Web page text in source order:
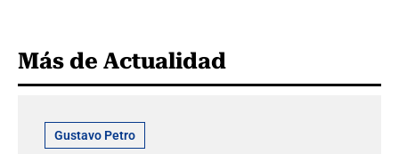
Más de Actualidad
Gustavo Petro